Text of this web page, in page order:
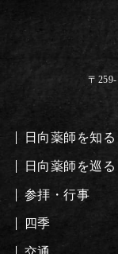
〒
日向薬師を知る
日向薬師を巡る
参拝・行事
四季